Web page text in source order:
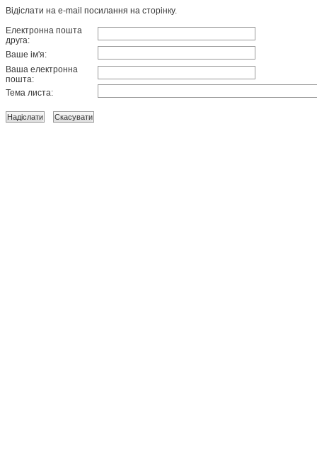
Відіслати на e-mail посилання на сторінку.
Електронна пошта
друга:
Ваше ім'я:
Ваша електронна
пошта:
Тема листа: